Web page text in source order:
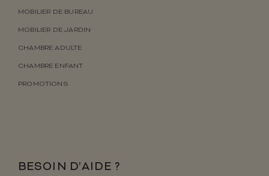
MOBILIER DE BUREAU
MOBILIER DE JARDIN
CHAMBRE ADULTE
CHAMBRE ENFANT
PROMOTIONS
BESOIN D’AIDE ?